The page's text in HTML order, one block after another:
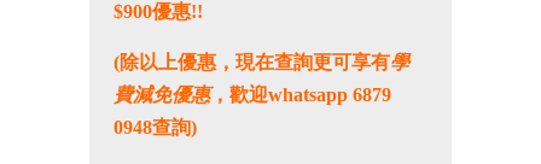
$900優惠!!
(除以上優惠，現在查詢更可享有學
費減免優惠，歡迎whatsapp 6879
0948查詢)